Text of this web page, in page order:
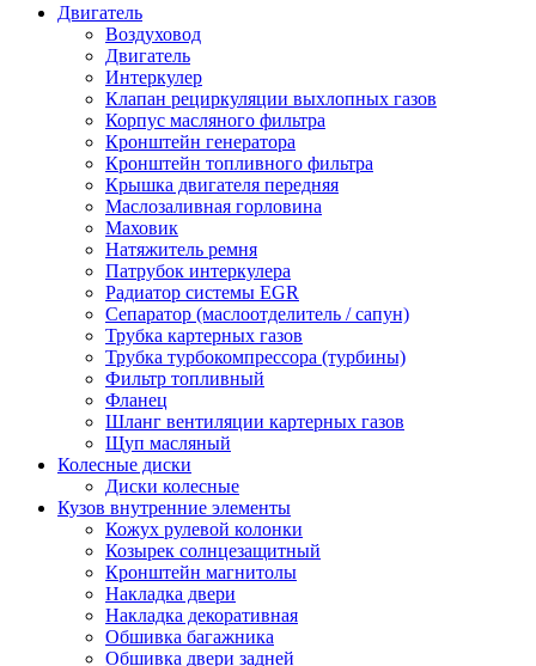
Двигатель
Воздуховод
Двигатель
Интеркулер
Клапан рециркуляции выхлопных газов
Корпус масляного фильтра
Кронштейн генератора
Кронштейн топливного фильтра
Крышка двигателя передняя
Маслозаливная горловина
Маховик
Натяжитель ремня
Патрубок интеркулера
Радиатор системы EGR
Сепаратор (маслоотделитель / сапун)
Трубка картерных газов
Трубка турбокомпрессора (турбины)
Фильтр топливный
Фланец
Шланг вентиляции картерных газов
Щуп масляный
Колесные диски
Диски колесные
Кузов внутренние элементы
Кожух рулевой колонки
Козырек солнцезащитный
Кронштейн магнитолы
Накладка двери
Накладка декоративная
Обшивка багажника
Обшивка двери задней